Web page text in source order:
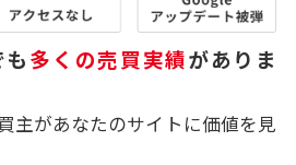
多くの売買実績がありま
主があなたのサイトに価値を見